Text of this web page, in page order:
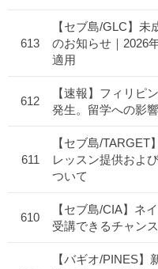
613
【セブ島/GLC】
のお知らせ｜2026
適用
612
【速報】フィリピ
発生。留学への影
611
【セブ島/TARGET
レッスン提供およ
ついて
610
【セブ島/CIA】ネ
受講できるチャン
【バギオ/PINES